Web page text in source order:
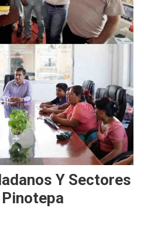
Y Sectores